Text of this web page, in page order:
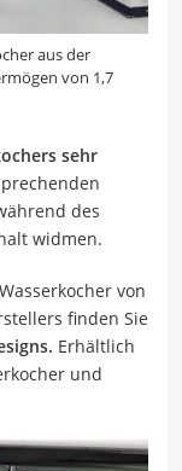
aus der
von 1,7
sehr
des
widmen.
von
finden Sie
Erhältlich
und